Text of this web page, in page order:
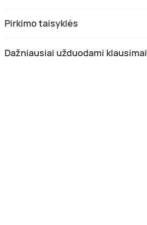
Pirkimo taisyklės
Dažniausiai užduodami klausimai